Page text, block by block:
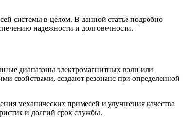
системы в целом. В данной статье подробно
надежности и долговечности.
диапазоны электромагнитных волн или
свойствами, создают резонанс при определенной
механических примесей и улучшения качества
и долгий срок службы.